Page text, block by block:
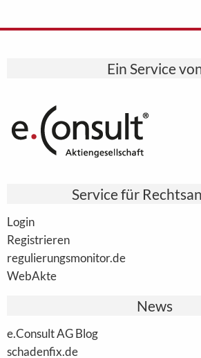
Ein Service
Service für
Login
Registrieren
regulierungsmonitor.de
WebAkte
News
e.Consult AG Blog
schadenfix.de